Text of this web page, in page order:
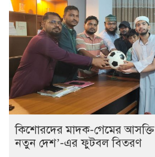
কিশোরদের মাদক-গেমের
নতুন দেশ’-এর ফুটবল বিতরণ